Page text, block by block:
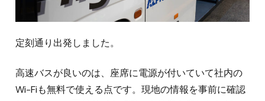
定刻通り出発しました。
高速バスが良いのは、座席に電源が付いていて社内の
Wi-Fiも無料で使える点です。現地の情報を事前に確認